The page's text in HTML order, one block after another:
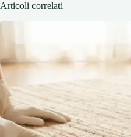
Articoli correlati